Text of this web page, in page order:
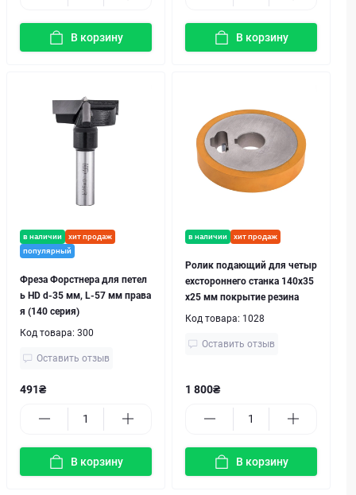
В корзину В корзину
в наличии
хит продаж
популярный
Фреза Форстнера для петел
ь HD d-35 мм, L-57 мм права
я (140 серия)
Код товара: 300
Оставить отзыв
491₴
В корзину
в наличии хит продаж
Ролик подающий для четыр
ехстороннего станка 140x35
x25 мм покрытие резина
Код товара: 1028
Оставить отзыв
1 800₴
В корзину